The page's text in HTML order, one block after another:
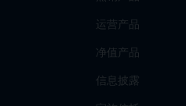
运营产品
净值产品
信息披露